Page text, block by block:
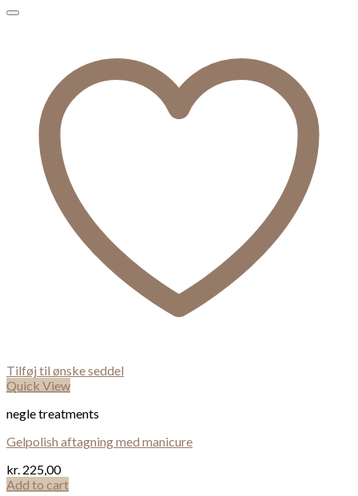
Tilføj til ønske seddel
Quick View
negle treatments
Gelpolish aftagning med manicure
kr. 225,00
Add to cart